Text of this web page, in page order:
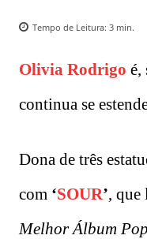
Tempo de Leitura: 3 min.
Olivia Rodrigo é,
continua se
Dona de três
com ‘SOUR’, que
Melhor Álbum